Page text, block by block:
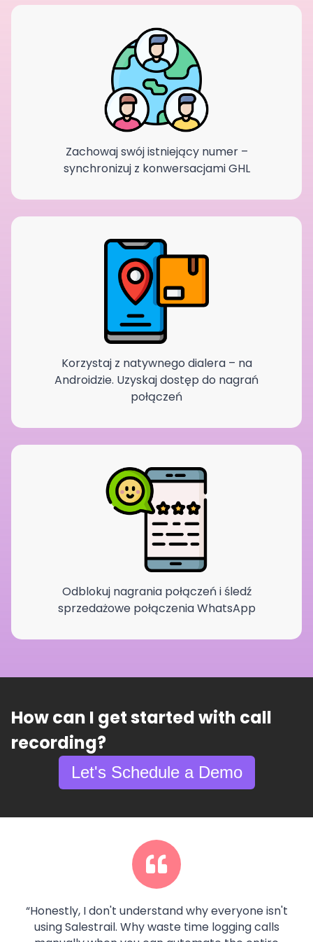
Zachowaj swój istniejący numer –
synchronizuj z konwersacjami GHL
Korzystaj z natywnego dialera – na
Androidzie. Uzyskaj dostęp do nagrań
połączeń
Odblokuj nagrania połączeń i śledź
sprzedażowe połączenia WhatsApp
How can I get started with call
recording?
Let's Schedule a Demo
“Honestly, I don't understand why everyone isn't
using Salestrail. Why waste time logging calls